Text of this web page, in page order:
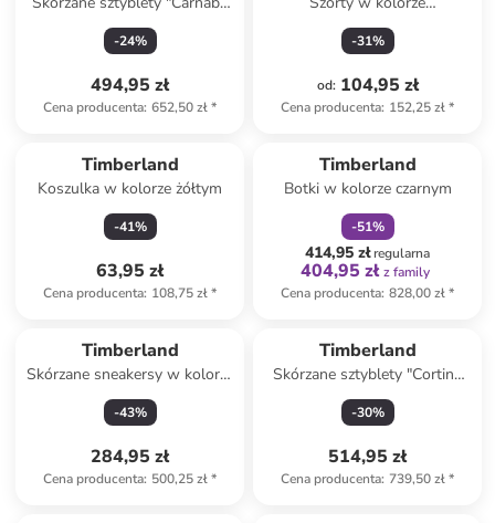
Cool" w kolorze czarnym
-24%
494,95 zł
Cena producenta: 652,50 zł*
pomarańczowym
-31%
od: 104,95 zł
Cena producenta: 152,25 zł*
Timberland
Koszulka w kolorze żółtym
-41%
63,95 zł
Cena producenta: 108,75 zł*
Timberland
Botki w kolorze czarnym
-51%
414,95 złregularna
404,95 zł z family
Cena producenta: 828,00 zł*
Timberland
Skórzane sneakersy w kolorze
granatowym
-43%
284,95 zł
Cena producenta: 500,25 zł*
Timberland
Skórzane sztyblety "Cortina
Valley" w kolorze beżowym
-30%
514,95 zł
Cena producenta: 739,50 zł*